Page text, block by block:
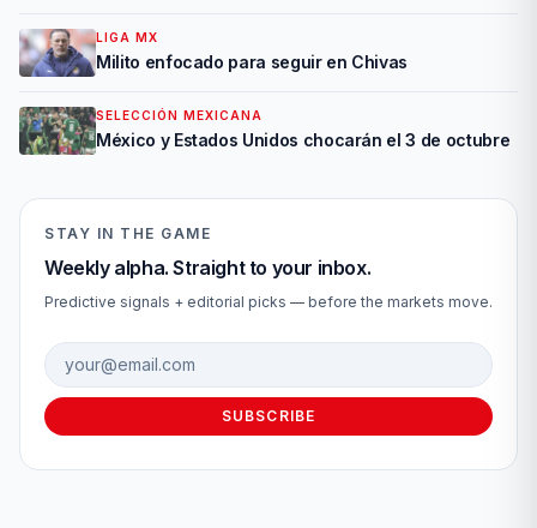
LIGA MX
Milito enfocado para seguir en Chivas
SELECCIÓN MEXICANA
México y Estados Unidos chocarán el 3 de octubre
STAY IN THE GAME
Weekly alpha. Straight to your inbox.
Predictive signals + editorial picks — before the markets move.
Email address
SUBSCRIBE